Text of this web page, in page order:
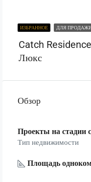
ИЗБРАННОЕ ДЛЯ
Catch
Люкс
Обзор
Проекты на стадии
Тип недвижимости
Площадь